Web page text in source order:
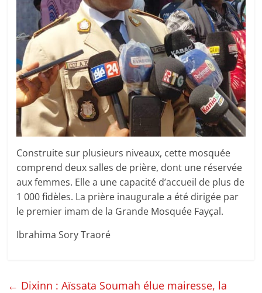
Construite sur plusieurs niveaux, cette mosquée
comprend deux salles de prière, dont une réservée
aux femmes. Elle a une capacité d’accueil de plus de
1 000 fidèles. La prière inaugurale a été dirigée par
le premier imam de la Grande Mosquée Fayçal.
Ibrahima Sory Traoré
← Dixinn : Aïssata Soumah élue mairesse, la